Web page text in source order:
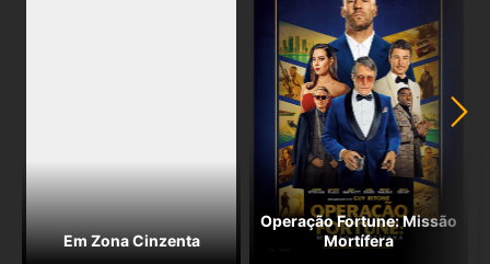
Em Zona Cinzenta
Operação Fortune: Missão
Mortífera